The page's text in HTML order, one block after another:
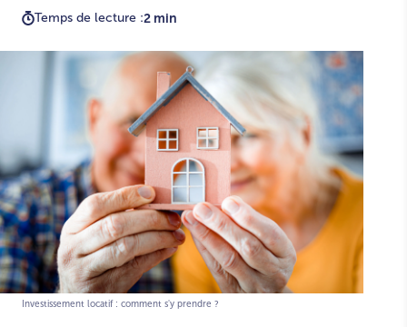
Temps de lecture :2 min
Investissement locatif : comment s'y prendre ?